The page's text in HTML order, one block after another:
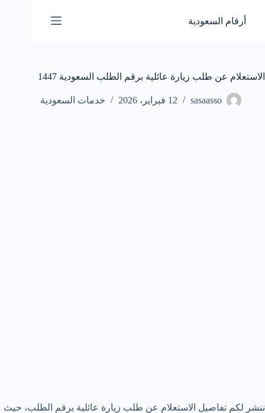
المحتوى
أرقام السعودية
الاستعلام عن طلب زيارة عائلية برقم الطلب السعودية 1447
sasaasso 12 فبراير، 2026 خدمات السعودية
ننشر لكم تفاصيل الاستعلام عن طلب زيارة عائلية برقم الطلب، حيث